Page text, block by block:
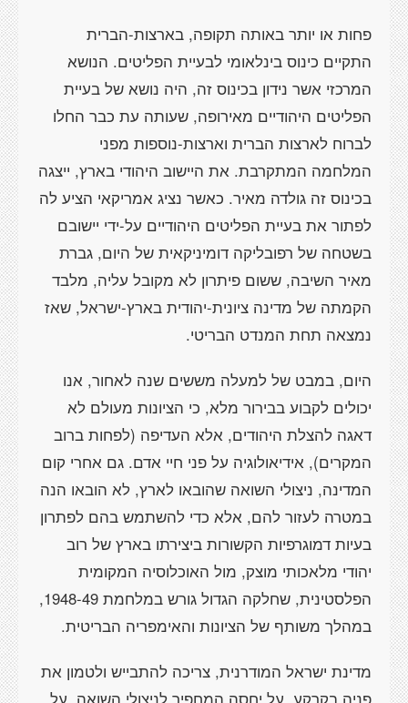
פחות או יותר באותה תקופה, בארצות-הברית
התקיים כינוס בינלאומי לבעיית הפליטים. הנושא
המרכזי אשר נידון בכינוס זה, היה נושא של בעיית
הפליטים היהודיים מאירופה, שעותה עת כבר החלו
לברוח לארצות הברית וארצות-נוספות מפני
המלחמה המתקרבת. את היישוב היהודי בארץ, ייצגה
בכינוס זה גולדה מאיר. כאשר נציג אמריקאי הציע לה
לפתור את בעיית הפליטים היהודיים על-ידי יישובם
בשטחה של רפובליקה דומיניקאית של היום, גברת
מאיר השיבה, ששום פיתרון לא מקובל עליה, מלבד
הקמתה של מדינה ציונית-יהודית בארץ-ישראל, שאז
נמצאה תחת המנדט הבריטי.
היום, במבט של למעלה מששים שנה לאחור, אנו
יכולים לקבוע בבירור מלא, כי הציונות מעולם לא
דאגה להצלת היהודים, אלא העדיפה (לפחות ברוב
המקרים), אידיאולוגיה על פני חיי אדם. גם אחרי קום
המדינה, ניצולי השואה שהובאו לארץ, לא הובאו הנה
במטרה לעזור להם, אלא כדי להשתמש בהם לפתרון
בעיות דמוגרפיות הקשורות ביצירתו בארץ של רוב
יהודי מלאכותי מוצק, מול האוכלוסיה המקומית
הפלסטינית, שחלקה הגדול גורש במלחמת 1948-49,
במהלך משותף של הציונות והאימפריה הבריטית.
מדינת ישראל המודרנית, צריכה להתבייש ולטמון את
פניה בקרקע, על יחסה המחפיר לניצולי השואה. על